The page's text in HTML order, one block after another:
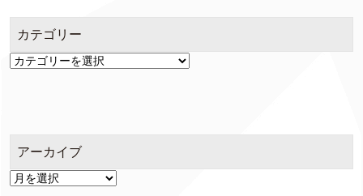
カテゴリー
カ
アーカイブ
ア